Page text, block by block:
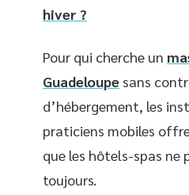
hiver ?
Pour qui cherche un
Guadeloupe sans
d’hébergement, les
praticiens mobiles
que les hôtels-spas ne
toujours.